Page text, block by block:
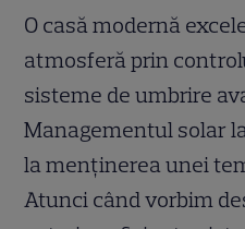
O casă modernă
atmosferă prin
sisteme de umbrire
Managementul solar
la menținerea unei
Atunci când vorbim